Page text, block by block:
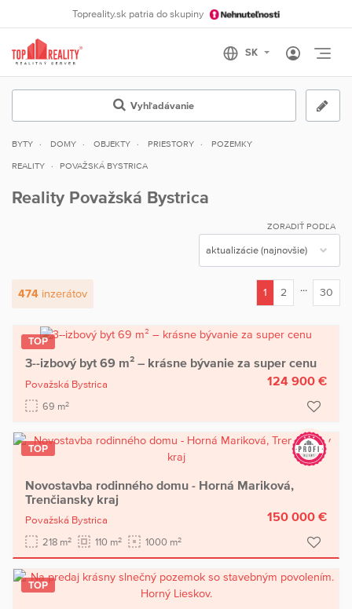
Topreality.sk patria do skupiny
Vyhľadávanie
BYTY DOMY OBJEKTY PRIESTORY POZEMKY
REALITY POVAŽSKÁ BYSTRICA
Reality Považská Bystrica
ZORADIŤ PODĽA
474 inzerátov
1
2 ... 30
TOP
3--izbový byt 69 m² – krásne bývanie za super cenu
Považská Bystrica
69 m2
124 900 €
TOP
Novostavba rodinného domu - Horná Mariková,
Trenčiansky kraj
Považská Bystrica
218 m2 110 m2 1000 m2
150 000 €
TOP